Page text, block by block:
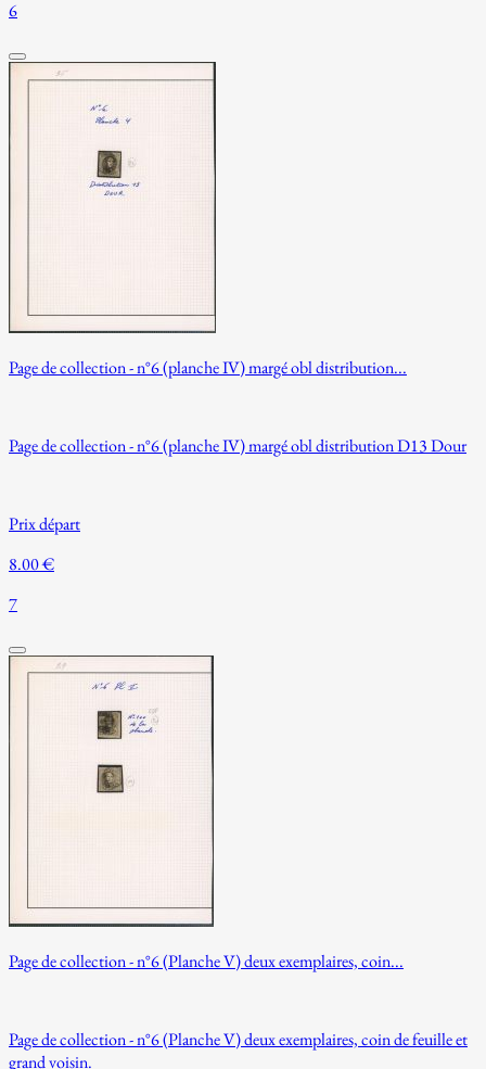
6
Page de collection - n°6 (planche IV) margé obl distribution...
Page de collection - n°6 (planche IV) margé obl distribution D13 Dour
Prix départ
8.00 €
7
Page de collection - n°6 (Planche V) deux exemplaires, coin...
Page de collection - n°6 (Planche V) deux exemplaires, coin de feuille et
grand voisin.